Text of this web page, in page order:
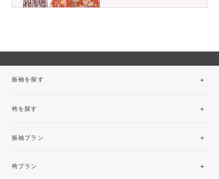
振袖を探す
袴を探す
振袖プラン
レンタルプラン
袴プラン